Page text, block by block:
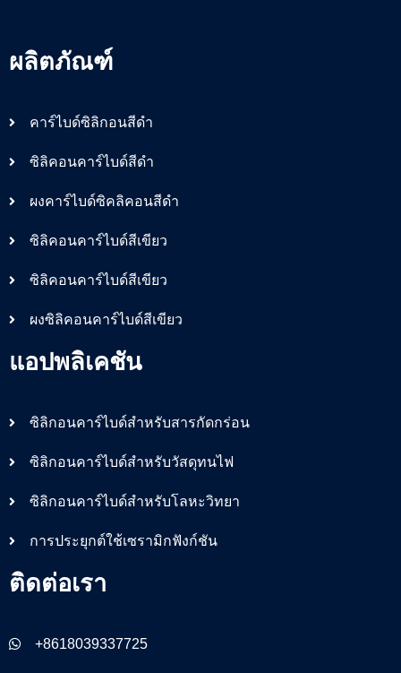
ผลิตภัณฑ์
คาร์ไบด์ซิลิกอนสีดำ
ซิลิคอนคาร์ไบด์สีดำ
ผงคาร์ไบด์ซิคลิคอนสีดำ
ซิลิคอนคาร์ไบด์สีเขียว
ซิลิคอนคาร์ไบด์สีเขียว
ผงซิลิคอนคาร์ไบด์สีเขียว
แอปพลิเคชัน
ซิลิกอนคาร์ไบด์สำหรับสารกัดกร่อน
ซิลิกอนคาร์ไบด์สำหรับวัสดุทนไฟ
ซิลิกอนคาร์ไบด์สำหรับโลหะวิทยา
การประยุกต์ใช้เซรามิกฟังก์ชัน
ติดต่อเรา
+8618039337725